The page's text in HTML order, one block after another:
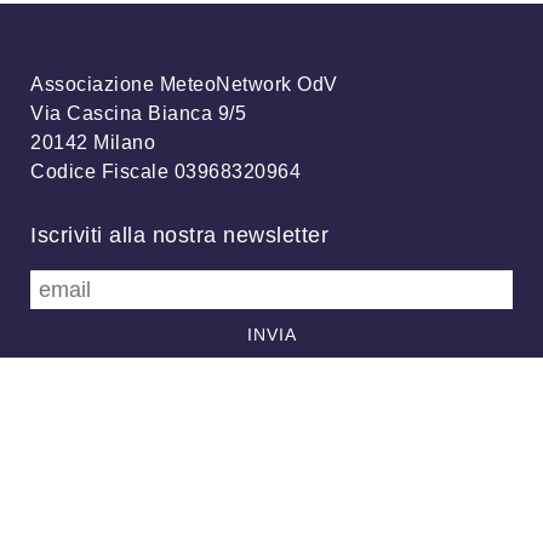
Associazione MeteoNetwork OdV
Via Cascina Bianca 9/5
20142 Milano
Codice Fiscale 03968320964
Iscriviti alla nostra newsletter